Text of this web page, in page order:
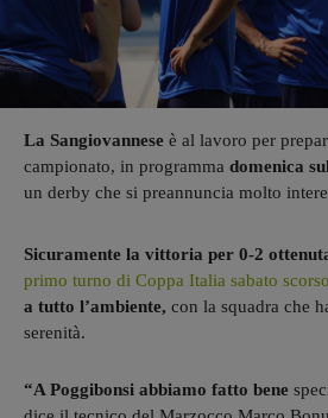
La Sangiovannese è al lavoro per
campionato, in programma domenica
un derby che si preannuncia molto
Sicuramente la vittoria per 0-2
primo turno di Coppa Italia sabato scorso
a tutto l’ambiente, con la squadra che
serenità.
“A Poggibonsi abbiamo fatto bene